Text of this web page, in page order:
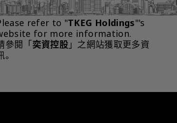
refer to "TKEG Holdings"'s
for more information.
參閱「奕資控股 」之網站獲取更多資
。